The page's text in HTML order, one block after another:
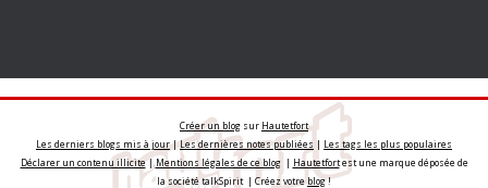
Créer un blog sur Hautetfort
Les derniers blogs mis à jour|Les dernières notes publiées | Les tags les plus populaires
Déclarer un contenu illicite|Mentions légales de ce blog| Hautetfortest une marque déposée de
la société talkSpirit | Créez votreblog!